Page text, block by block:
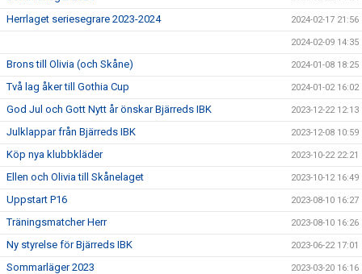
Herrlaget seriesegrare 2023-2024 2024-02-17 21:56
2024-02-09 14:35
Brons till Olivia (och Skåne) 2024-01-08 18:25
Två lag åker till Gothia Cup 2024-01-02 16:02
God Jul och Gott Nytt år önskar Bjärreds IBK 2023-12-22 12:13
Julklappar från Bjärreds IBK 2023-12-08 10:59
Köp nya klubbkläder 2023-10-22 22:21
Ellen och Olivia till Skånelaget 2023-10-12 16:49
Uppstart P16 2023-08-10 16:27
Träningsmatcher Herr 2023-08-10 16:26
Ny styrelse för Bjärreds IBK 2023-06-22 17:01
Sommarläger 2023 2023-03-20 16:16